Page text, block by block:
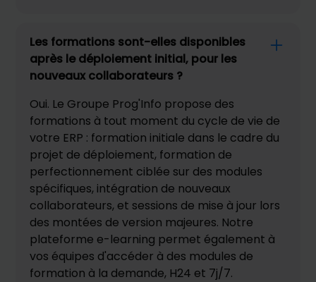
Les formations sont-elles disponibles
après le déploiement initial, pour les
nouveaux collaborateurs ?
Oui. Le Groupe Prog'Info propose des
formations à tout moment du cycle de vie de
votre ERP : formation initiale dans le cadre du
projet de déploiement, formation de
perfectionnement ciblée sur des modules
spécifiques, intégration de nouveaux
collaborateurs, et sessions de mise à jour lors
des montées de version majeures. Notre
plateforme e-learning permet également à
vos équipes d'accéder à des modules de
formation à la demande, H24 et 7j/7.